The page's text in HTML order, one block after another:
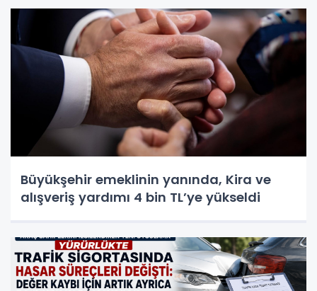
Büyükşehir emeklinin yanında, Kira ve
alışveriş yardımı 4 bin TL’ye yükseldi